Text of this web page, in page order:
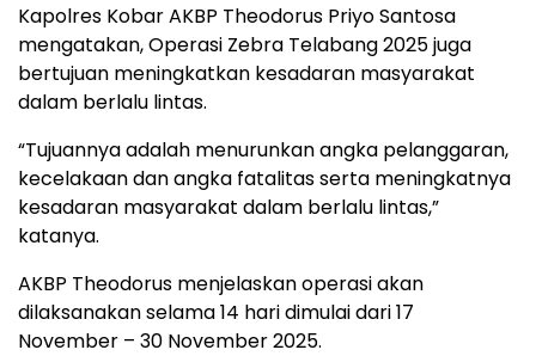
Kapolres Kobar AKBP Theodorus Priyo Santosa
mengatakan, Operasi Zebra Telabang 2025 juga
bertujuan meningkatkan kesadaran masyarakat
dalam berlalu lintas.
“Tujuannya adalah menurunkan angka pelanggaran,
kecelakaan dan angka fatalitas serta meningkatnya
kesadaran masyarakat dalam berlalu lintas,”
katanya.
AKBP Theodorus menjelaskan operasi akan
dilaksanakan selama 14 hari dimulai dari 17
November – 30 November 2025.